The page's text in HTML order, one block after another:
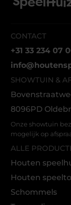
CONTACT
+31 33 234 07
SHOWTUIN &
8096PD
Onze showtuin
mogelijk op
ALLE
Houten
Houten
Schommels